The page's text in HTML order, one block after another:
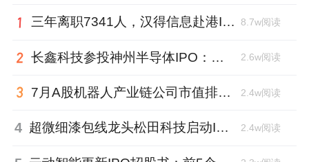
三年离职7341人，汉得信息赴港IPO前欠缴社保1.55亿元 8.7w阅读
长鑫科技参投神州半导体IPO：朱培文、陈觉晓变现2.6亿，董秘和保荐人有旧 2.6w阅读
7月A股机器人产业链公司市值排行：大族激光跌去四成，奥比中光跻身前三 2.4w阅读
4 超微细漆包线龙头松田科技启动IPO：东方证券辅导，君联资本加持 2.4w阅读